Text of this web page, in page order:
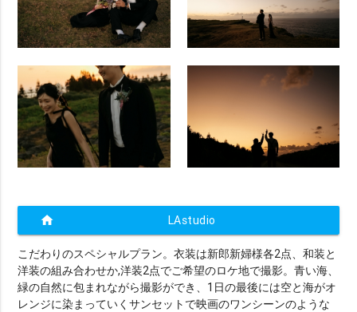
home LAstudio
こだわりのスペシャルプラン。衣装は新郎新婦様各2点、和装と
洋装の組み合わせか,洋装2点でご希望のロケ地で撮影。青い海、
緑の自然に包まれながら撮影ができ、1日の最後には空と海がオ
レンジに染まっていくサンセットで映画のワンシーンのような